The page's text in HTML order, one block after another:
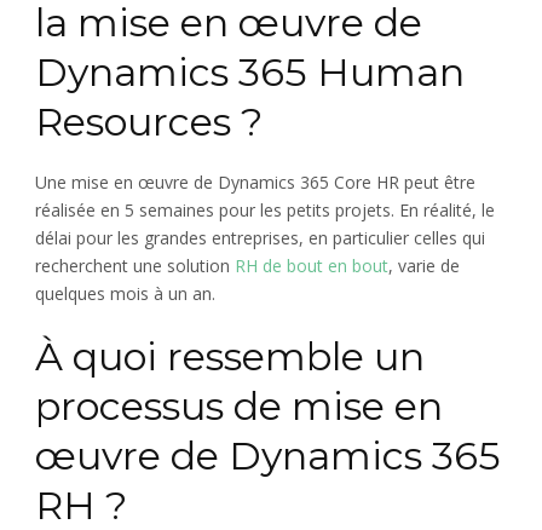
la mise en œuvre de
Dynamics 365 Human
Resources ?
Une mise en œuvre de Dynamics 365 Core HR peut être
réalisée en 5 semaines pour les petits projets. En réalité, le
délai pour les grandes entreprises, en particulier celles qui
recherchent une solution RH de bout en bout, varie de
quelques mois à un an.
À quoi ressemble un
processus de mise en
œuvre de Dynamics 365
RH ?